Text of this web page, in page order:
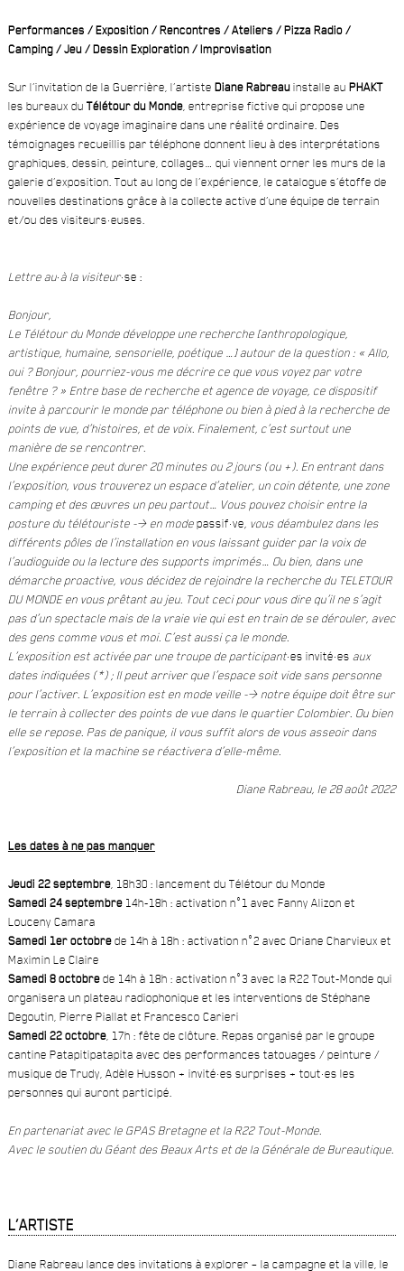
Performances / Exposition / Rencontres / Ateliers / Pizza Radio /
Camping / Jeu / Dessin Exploration / Improvisation
Sur l’invitation de la Guerrière, l’artiste Diane Rabreauinstalle au PHAKT
les bureaux du Télétour du Monde, entreprise fictive qui propose une
expérience de voyage imaginaire dans une réalité ordinaire. Des
témoignages recueillis par téléphone donnent lieu à des interprétations
graphiques, dessin, peinture, collages… qui viennent orner les murs de la
galerie d’exposition. Tout au long de l’expérience, le catalogue s’étoffe de
nouvelles destinations grâce à la collecte active d’une équipe de terrain
et/ou des visiteurs·euses.
Lettre au·à la visiteur·se :
Bonjour,
Le Télétour du Monde développe une recherche [anthropologique,
artistique, humaine, sensorielle, poétique …] autour de la question : « Allo,
oui ? Bonjour, pourriez-vous me décrire ce que vous voyez par votre
fenêtre ? » Entre base de recherche et agence de voyage, ce dispositif
invite à parcourir le monde par téléphone ou bien à pied à la recherche de
points de vue, d’histoires, et de voix. Finalement, c’est surtout une
manière de se rencontrer.
Une expérience peut durer 20 minutes ou 2 jours (ou +). En entrant dans
l’exposition, vous trouverez un espace d’atelier, un coin détente, une zone
camping et des œuvres un peu partout… Vous pouvez choisir entre la
posture du télétouriste -> en modepassif·ve , vous déambulez dans les
différents pôles de l’installation en vous laissant guider par la voix de
l’audioguide ou la lecture des supports imprimés… Ou bien, dans une
démarche proactive, vous décidez de rejoindre la recherche du TELETOUR
DU MONDE en vous prêtant au jeu. Tout ceci pour vous dire qu’il ne s’agit
pas d’un spectacle mais de la vraie vie qui est en train de se dérouler, avec
des gens comme vous et moi. C’est aussi ça le monde.
L’exposition est activée par une troupe de participant·es invité·es aux
dates indiquées (*) ; Il peut arriver que l’espace soit vide sans personne
pour l’activer. L’exposition est en mode veille -> notre équipe doit être sur
le terrain à collecter des points de vue dans le quartier Colombier. Ou bien
elle se repose. Pas de panique, il vous suffit alors de vous asseoir dans
l’exposition et la machine se réactivera d’elle-même.
Diane Rabreau, le 28 août 2022
Les dates à ne pas manquer
Jeudi 22 septembre, 18h30 : lancement du Télétour du Monde
Samedi 24 septembre14h-18h : activation n°1 avec Fanny Alizon et
Louceny Camara
Samedi 1er octobrede 14h à 18h : activation n°2 avec Oriane Charvieux et
Maximin Le Claire
Samedi 8 octobrede 14h à 18h : activation n°3 avec la R22 Tout-Monde qui
organisera un plateau radiophonique et les interventions de Stéphane
Degoutin, Pierre Piallat et Francesco Carieri
Samedi 22 octobre, 17h : fête de clôture. Repas organisé par le groupe
cantine Patapitipatapita avec des performances tatouages / peinture /
musique de Trudy, Adèle Husson + invité·es surprises + tout·es les
personnes qui auront participé.
En partenariat avec le GPAS Bretagne et la R22 Tout-Monde.
Avec le soutien du Géant des Beaux Arts et de la Générale de Bureautique.
L’ARTISTE
Diane Rabreau lance des invitations à explorer – la campagne et la ville, le